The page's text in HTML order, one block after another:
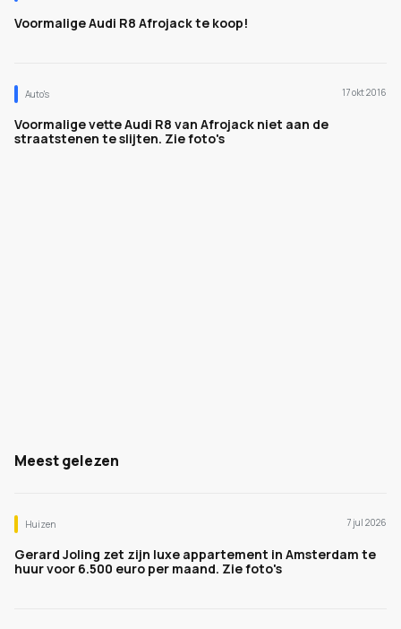
Voormalige Audi R8 Afrojack te koop!
Auto's 17 okt 2016
Voormalige vette Audi R8 van Afrojack niet aan de
straatstenen te slijten. Zie foto's
Meest gelezen
Huizen 7 jul 2026
Gerard Joling zet zijn luxe appartement in Amsterdam te
huur voor 6.500 euro per maand. Zie foto's